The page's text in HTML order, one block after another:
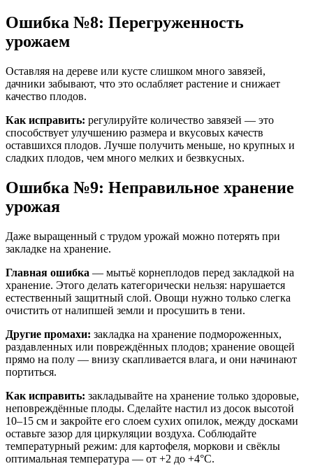
Ошибка №8: Перегруженность
урожаем
Оставляя на дереве или кусте слишком много завязей,
дачники забывают, что это ослабляет растение и снижает
качество плодов.
Как исправить: регулируйте количество завязей — это
способствует улучшению размера и вкусовых качеств
оставшихся плодов. Лучше получить меньше, но крупных и
сладких плодов, чем много мелких и безвкусных.
Ошибка №9: Неправильное хранение
урожая
Даже выращенный с трудом урожай можно потерять при
закладке на хранение.
Главная ошибка — мытьё корнеплодов перед закладкой на
хранение. Этого делать категорически нельзя: нарушается
естественный защитный слой. Овощи нужно только слегка
очистить от налипшей земли и просушить в тени.
Другие промахи: закладка на хранение подмороженных,
раздавленных или повреждённых плодов; хранение овощей
прямо на полу — внизу скапливается влага, и они начинают
портиться.
Как исправить: закладывайте на хранение только здоровые,
неповреждённые плоды. Сделайте настил из досок высотой
10–15 см и закройте его слоем сухих опилок, между досками
оставьте зазор для циркуляции воздуха. Соблюдайте
температурный режим: для картофеля, моркови и свёклы
оптимальная температура — от +2 до +4°C.